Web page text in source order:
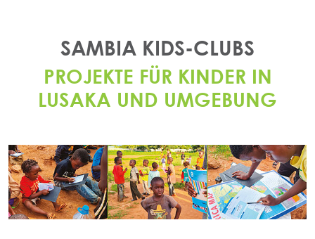
SAMBIA KIDS-CLUBS
PROJEKTE FÜR KINDER IN
LUSAKA UND UMGEBUNG